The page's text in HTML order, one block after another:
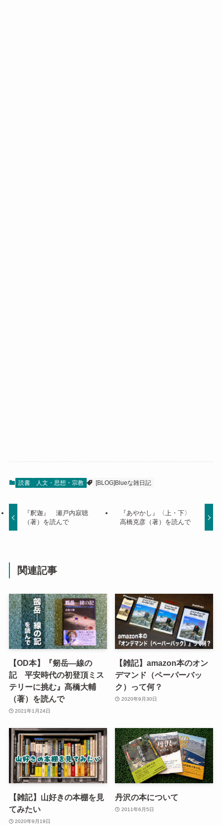
読書 人文・思想・宗教 [BLOG]Blueな雑日記
『釈迦』 瀬戸内寂聴
（著）を読んで
『あやかし』〈上・下〉
高橋克彦（著）を読んで
関連記事
【OD本】『剱岳―線の
記 平安時代の初登頂ミス
テリーに挑む』髙橋大輔
（著）を読んで
2021年1月24日
【雑記】amazon本のオン
デマンド（ペーパーバッ
ク）って何？
2020年9月30日
【雑記】山好きの本棚を見
てみたい
2020年9月19日
丹沢の本について
2011年6月5日